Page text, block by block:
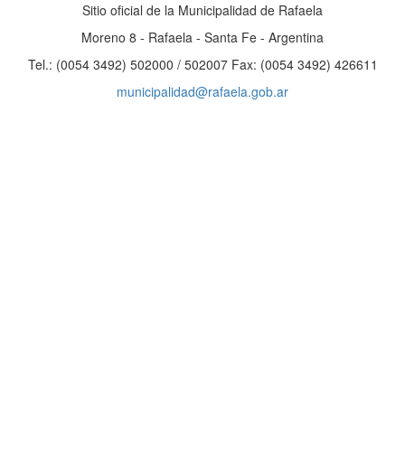
Sitio oficial de la Municipalidad de Rafaela
Moreno 8 - Rafaela - Santa Fe - Argentina
Tel.: (0054 3492) 502000 / 502007 Fax: (0054 3492) 426611
municipalidad@rafaela.gob.ar